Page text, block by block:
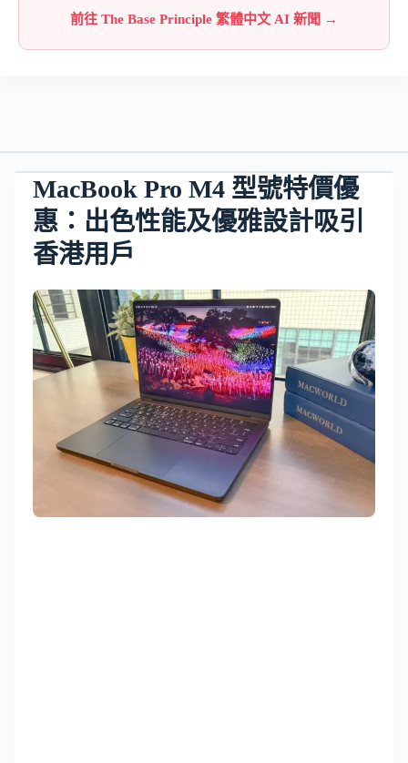
前往 The Base Principle 繁體中文 AI 新聞 →
MacBook Pro M4 型號特價優
惠：出色性能及優雅設計吸引
香港用戶